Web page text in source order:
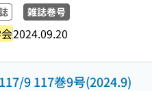
雑誌巻号
2024.09.20
9 117巻9号(2024.9)